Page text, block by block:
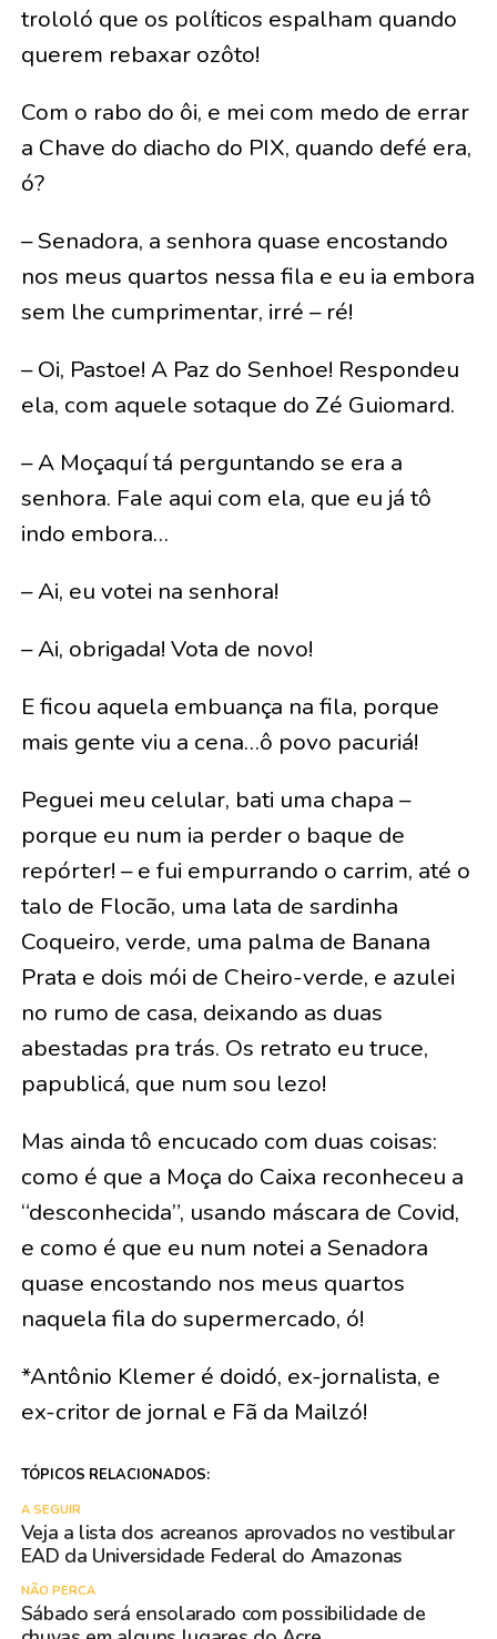
trololó que os políticos espalham quando
querem rebaxar ozôto!
Com o rabo do ôi, e mei com medo de errar
a Chave do diacho do PIX, quando defé era,
ó?
– Senadora, a senhora quase encostando
nos meus quartos nessa fila e eu ia embora
sem lhe cumprimentar, irré – ré!
– Oi, Pastoe! A Paz do Senhoe! Respondeu
ela, com aquele sotaque do Zé Guiomard.
– A Moçaquí tá perguntando se era a
senhora. Fale aqui com ela, que eu já tô
indo embora…
– Ai, eu votei na senhora!
– Ai, obrigada! Vota de novo!
E ficou aquela embuança na fila, porque
mais gente viu a cena…ô povo pacuriá!
Peguei meu celular, bati uma chapa –
porque eu num ia perder o baque de
repórter! – e fui empurrando o carrim, até o
talo de Flocão, uma lata de sardinha
Coqueiro, verde, uma palma de Banana
Prata e dois mói de Cheiro-verde, e azulei
no rumo de casa, deixando as duas
abestadas pra trás. Os retrato eu truce,
papublicá, que num sou lezo!
Mas ainda tô encucado com duas coisas:
como é que a Moça do Caixa reconheceu a
“desconhecida”, usando máscara de Covid,
e como é que eu num notei a Senadora
quase encostando nos meus quartos
naquela fila do supermercado, ó!
*Antônio Klemer é doidó, ex-jornalista, e
ex-critor de jornal e Fã da Mailzó!
TÓPICOS RELACIONADOS:
A SEGUIR
Veja a lista dos acreanos aprovados no vestibular
EAD da Universidade Federal do Amazonas
NÃO PERCA
Sábado será ensolarado com possibilidade de